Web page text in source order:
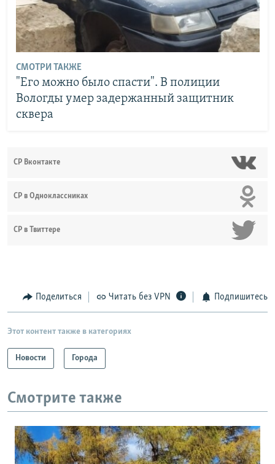
СМОТРИ ТАКЖЕ
"Его можно было спасти". В полиции
Вологды умер задержанный защитник
сквера
СР Вконтакте
СР в Одноклассниках
СР в Твиттере
Поделиться Читать без VPN Подпишитесь
Этот контент также в категориях
Новости Города
Смотрите также